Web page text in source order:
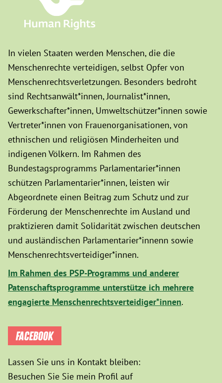
In vielen Staaten werden Menschen, die die
Menschenrechte verteidigen, selbst Opfer von
Menschenrechtsverletzungen. Besonders bedroht
sind Rechtsanwält*innen, Journalist*innen,
Gewerkschafter*innen, Umweltschützer*innen sowie
Vertreter*innen von Frauenorganisationen, von
ethnischen und religiösen Minderheiten und
indigenen Völkern. Im Rahmen des
Bundestagsprogramms Parlamentarier*innen
schützen Parlamentarier*innen, leisten wir
Abgeordnete einen Beitrag zum Schutz und zur
Förderung der Menschenrechte im Ausland und
praktizieren damit Solidarität zwischen deutschen
und ausländischen Parlamentarier*innenn sowie
Menschenrechtsverteidiger*innen.
Im Rahmen des PSP-Programms und anderer
Patenschaftsprogramme unterstütze ich mehrere
engagierte Menschenrechtsverteidiger*innen.
FACEBOOK
Lassen Sie uns in Kontakt bleiben:
Besuchen Sie Sie mein Profil auf